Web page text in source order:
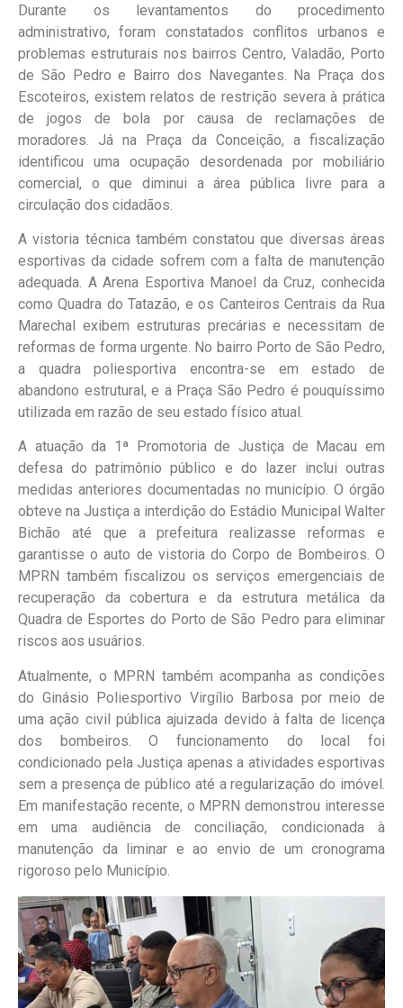
Durante os levantamentos do procedimento
administrativo, foram constatados conflitos urbanos e
problemas estruturais nos bairros Centro, Valadão, Porto
de São Pedro e Bairro dos Navegantes. Na Praça dos
Escoteiros, existem relatos de restrição severa à prática
de jogos de bola por causa de reclamações de
moradores. Já na Praça da Conceição, a fiscalização
identificou uma ocupação desordenada por mobiliário
comercial, o que diminui a área pública livre para a
circulação dos cidadãos.
A vistoria técnica também constatou que diversas áreas
esportivas da cidade sofrem com a falta de manutenção
adequada. A Arena Esportiva Manoel da Cruz, conhecida
como Quadra do Tatazão, e os Canteiros Centrais da Rua
Marechal exibem estruturas precárias e necessitam de
reformas de forma urgente. No bairro Porto de São Pedro,
a quadra poliesportiva encontra-se em estado de
abandono estrutural, e a Praça São Pedro é pouquíssimo
utilizada em razão de seu estado físico atual.
A atuação da 1ª Promotoria de Justiça de Macau em
defesa do patrimônio público e do lazer inclui outras
medidas anteriores documentadas no município. O órgão
obteve na Justiça a interdição do Estádio Municipal Walter
Bichão até que a prefeitura realizasse reformas e
garantisse o auto de vistoria do Corpo de Bombeiros. O
MPRN também fiscalizou os serviços emergenciais de
recuperação da cobertura e da estrutura metálica da
Quadra de Esportes do Porto de São Pedro para eliminar
riscos aos usuários.
Atualmente, o MPRN também acompanha as condições
do Ginásio Poliesportivo Virgílio Barbosa por meio de
uma ação civil pública ajuizada devido à falta de licença
dos bombeiros. O funcionamento do local foi
condicionado pela Justiça apenas a atividades esportivas
sem a presença de público até a regularização do imóvel.
Em manifestação recente, o MPRN demonstrou interesse
em uma audiência de conciliação, condicionada à
manutenção da liminar e ao envio de um cronograma
rigoroso pelo Município.